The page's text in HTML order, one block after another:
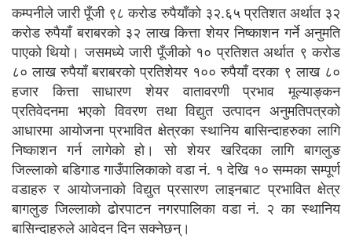
कम्पनीले जारी पूँजी ९८ करोड रुपैयाँको ३२.६५ प्रतिशत अर्थात ३२
करोड रुपैयाँ बराबरको ३२ लाख कित्ता शेयर निष्काशन गर्ने अनुमति
पाएको थियो। जसमध्ये जारी पूँजीको १० प्रतिशत अर्थात ९ करोड
८० लाख रुपैयाँ बराबरको प्रतिशेयर १०० रुपैयाँ दरका ९ लाख ८०
हजार कित्ता साधारण शेयर वातावरणी प्रभाव मूल्याङ्कन
प्रतिवेदनमा भएको विवरण तथा विद्युत उत्पादन अनुमतिपत्रको
आधारमा आयोजना प्रभावित क्षेत्रका स्थानिय बासिन्दाहरुका लागि
निष्काशन गर्न लागेको हो। सो शेयर खरिदका लागि बागलुङ
जिल्लाको बडिगाड गाउँपालिकाको वडा नं. १ देखि १० सम्मका सम्पूर्ण
वडाहरु र आयोजनाको विद्युत प्रसारण लाइनबाट प्रभावित क्षेत्र
बागलुङ जिल्लाको ढोरपाटन नगरपालिका वडा नं. २ का स्थानिय
बासिन्दाहरुले आवेदन दिन सक्नेछन्।